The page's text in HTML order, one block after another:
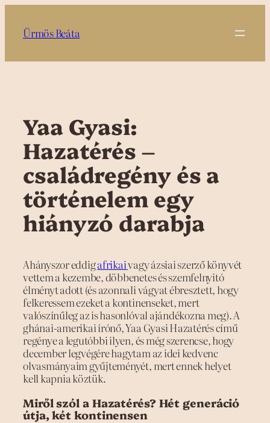
tartalomhoz
Ürmös Beáta
Yaa Gyasi:
Hazatérés –
családregény és a
történelem egy
hiányzó darabja
Ahányszor eddigafrikaivagy ázsiai szerző könyvét
vettem a kezembe, döbbenetes és szemfelnyitó
élményt adott (és azonnali vágyat ébresztett, hogy
felkeressem ezeket a kontinenseket, mert
valószínűleg az is hasonlóval ajándékozna meg). A
ghánai-amerikai írónő, Yaa Gyasi Hazatérés című
regénye a legutóbbi ilyen, és még szerencse, hogy
december legvégére hagytam az idei kedvenc
olvasmányaim gyűjteményét, mert ennek helyet
kell kapnia köztük.
Miről szól a Hazatérés? Hét generáció
útja, két kontinensen